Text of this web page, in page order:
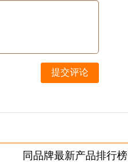
提交评论
同品牌最新产品排行榜